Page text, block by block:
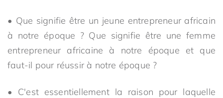
• Que signifie être un jeune entrepreneur africain
à notre époque ? Que signifie être une femme
entrepreneur africaine à notre époque et que
faut-il pour réussir à notre époque ?
• C'est essentiellement la raison pour laquelle